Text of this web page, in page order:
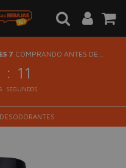
7 COMPRANDO ANTES DE...
: 10
SEGUNDOS
DESODORANTES